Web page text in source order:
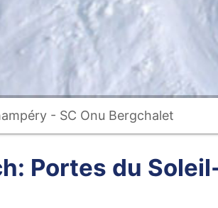
- SC Onu Bergchalet
Portes du